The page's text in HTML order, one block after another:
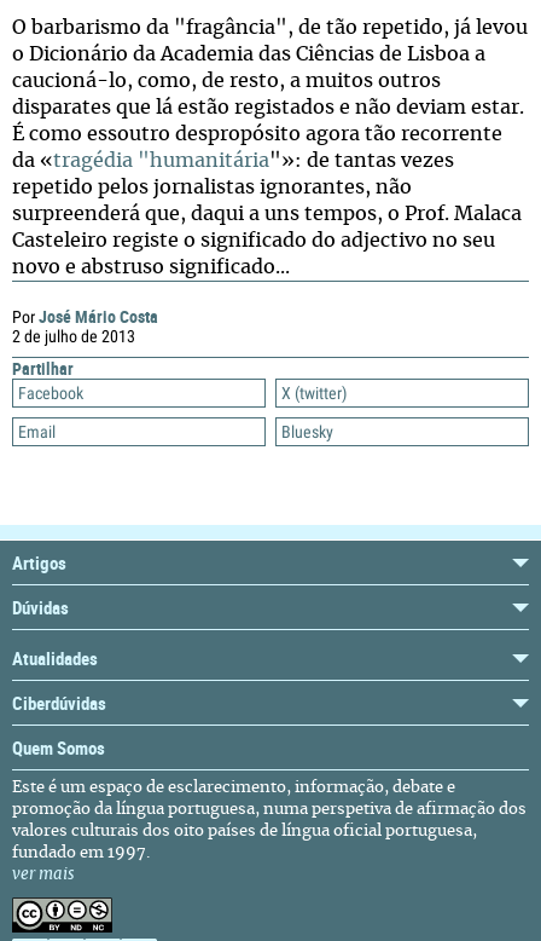
PorJosé Mário Costa
2 de julho de 2013
Partilhar
Facebook
X (twitter)
Email
Bluesky
O barbarismo da "fragância", de tão repetido, já levou
o Dicionário da Academia das Ciências de Lisboa a
caucioná-lo, como, de resto, a muitos outros
disparates que lá estão registados e não deviam estar.
É como essoutro despropósito agora tão recorrente
da «tragédia "humanitária"»: de tantas vezes
repetido pelos jornalistas ignorantes, não
surpreenderá que, daqui a uns tempos, o Prof. Malaca
Casteleiro registe o significado do adjectivo no seu
novo e abstruso significado...
Artigos
Dúvidas
Atualidades
Ciberdúvidas
Quem Somos
Este é um espaço de esclarecimento, informação, debate e
promoção da língua portuguesa, numa perspetiva de afirmação dos
valores culturais dos oito países de língua oficial portuguesa,
fundado em 1997.
ver mais